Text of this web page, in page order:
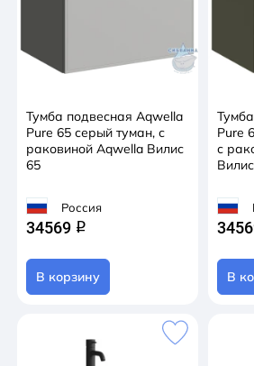
Тумба подвесная Aqwella
Pure 65 серый туман, с
раковиной Aqwella Вилис
65
Россия
34569 q
В корзину
Pure
с
В